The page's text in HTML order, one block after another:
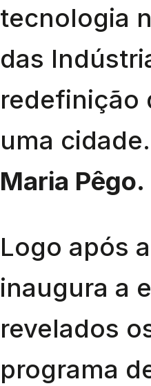
tecnologia
das
redefinição
uma
Maria Pêgo.
Logo após
inaugura a
revelados
programa